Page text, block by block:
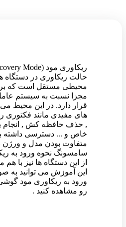
حالت ریکاوری در دستگاه
محیطی مستقل است که بر
مجزا نسبت به سیستم
قرار دارد. در این محیط می
, حذف حافظه کش , انجام
خاص و ... دسترسی داشته
متفاوت بودن مدل و ورژن
سامسونگ نحوه ورود به
از این دستگاه ها نیز با
این آموزش می توانید به
رو مشاهده کنید .